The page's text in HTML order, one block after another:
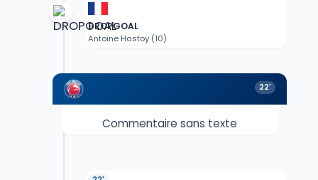
DROPGOAL
Antoine Hastoy (10)
22'
Commentaire sans texte